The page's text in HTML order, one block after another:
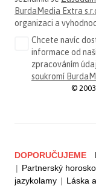
BurdaMedia Extra
organizaci a
Chcete navíc
informace od
zpracováním
soukromí
©
DOPORUČUJEME
| Partnerský
jazykolamy | Láska